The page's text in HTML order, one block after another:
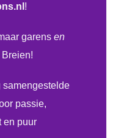
!
garensen
samengestelde
passie,
en puur